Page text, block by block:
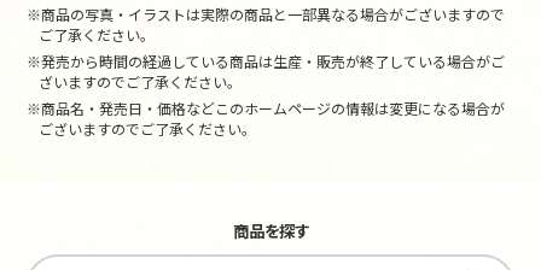
※商品の写真・イラストは実際の商品と一部異なる場合がございますので
ご了承ください。
※発売から時間の経過している商品は生産・販売が終了している場合がご
ざいますのでご了承ください。
※商品名・発売日・価格などこのホームページの情報は変更になる場合が
ございますのでご了承ください。
商品を探す